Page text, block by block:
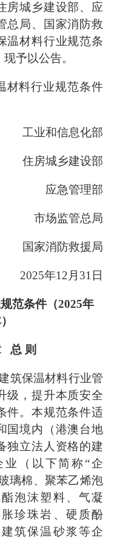
房城乡建设部、应
总局、国家消防救
温材料行业规范条
予以公告。
材料行业规范条件
工业和信息化部
住房城乡建设部
应急管理部
市场监管总局
国家消防救援局
2025年12月31日
范条件（2025年
总 则
筑保温材料行业管
级，提升本质安全
件。本规范条件适
国境内（港澳台地
独立法人资格的建
（以下简称“企
璃棉、聚苯乙烯泡
泡沫塑料、气凝
珍珠岩、硬质酚
筑保温砂浆等企